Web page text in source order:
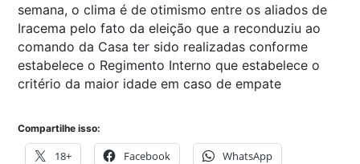
semana, o clima é de otimismo entre os aliados de
Iracema pelo fato da eleição que a reconduziu ao
comando da Casa ter sido realizadas conforme
estabelece o Regimento Interno que estabelece o
critério da maior idade em caso de empate
Compartilhe isso:
18+ Facebook WhatsApp